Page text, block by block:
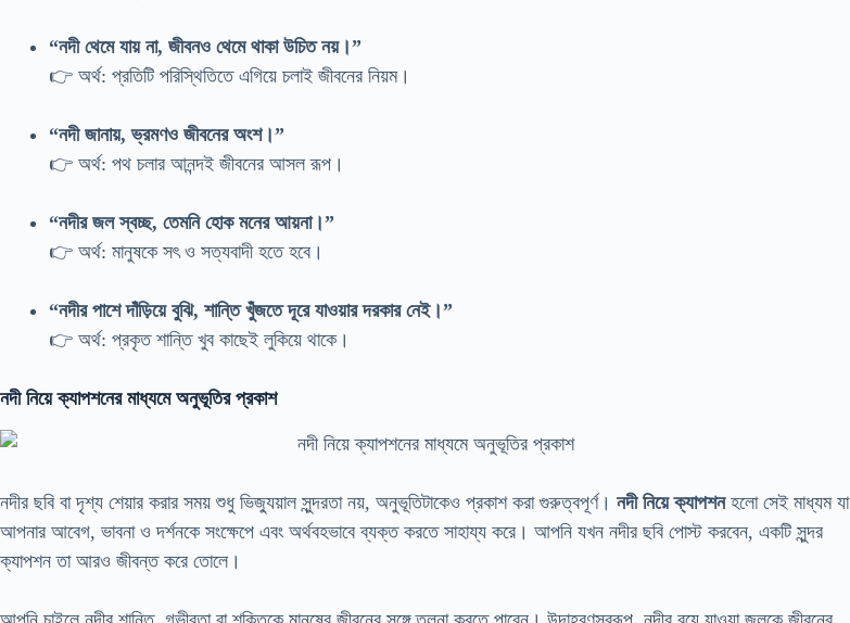
“নদী থেমে যায় না, জীবনও থেমে থাকা উচিত নয়।”
👉 অর্থ: প্রতিটি পরিস্থিতিতে এগিয়ে চলাই জীবনের নিয়ম।
“নদী জানায়, ভ্রমণও জীবনের অংশ।”
👉 অর্থ: পথ চলার আনন্দই জীবনের আসল রূপ।
“নদীর জল স্বচ্ছ, তেমনি হোক মনের আয়না।”
👉 অর্থ: মানুষকে সৎ ও সত্যবাদী হতে হবে।
“নদীর পাশে দাঁড়িয়ে বুঝি, শান্তি খুঁজতে দূরে যাওয়ার দরকার নেই।”
👉 অর্থ: প্রকৃত শান্তি খুব কাছেই লুকিয়ে থাকে।
নদী নিয়ে ক্যাপশনের মাধ্যমে অনুভূতির প্রকাশ
নদীর ছবি বা দৃশ্য শেয়ার করার সময় শুধু ভিজ্যুয়াল সুন্দরতা নয়, অনুভূতিটাকেও প্রকাশ করা গুরুত্বপূর্ণ। নদী নিয়ে ক্যাপশনহলো সেই মাধ্যম যা
আপনার আবেগ, ভাবনা ও দর্শনকে সংক্ষেপে এবং অর্থবহভাবে ব্যক্ত করতে সাহায্য করে। আপনি যখন নদীর ছবি পোস্ট করবেন, একটি সুন্দর
ক্যাপশন তা আরও জীবন্ত করে তোলে।